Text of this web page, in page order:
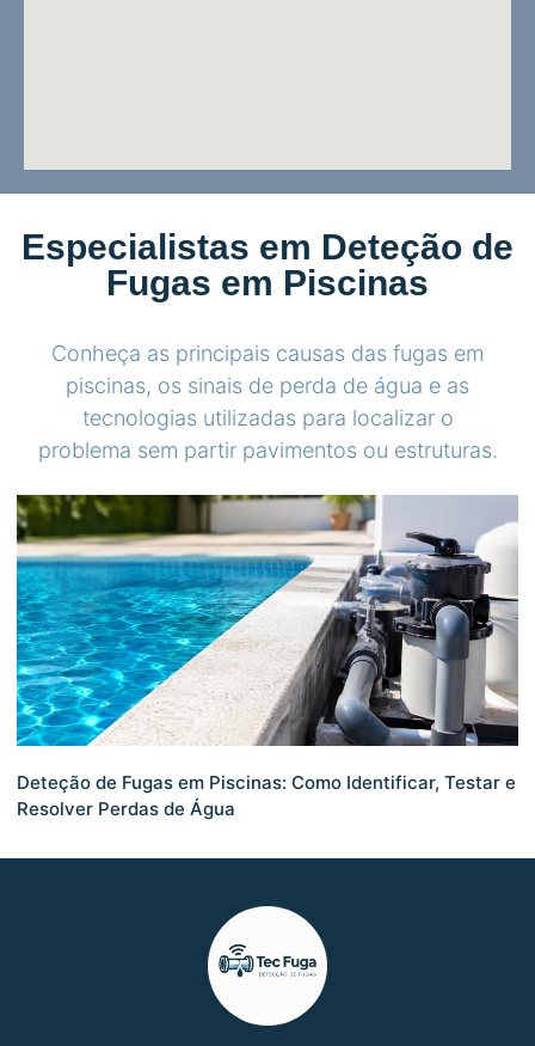
Especialistas em Deteção de
Fugas em Piscinas
Conheça as principais causas das fugas em
piscinas, os sinais de perda de água e as
tecnologias utilizadas para localizar o
problema sem partir pavimentos ou estruturas.
Deteção de Fugas em Piscinas: Como Identificar, Testar e
Resolver Perdas de Água